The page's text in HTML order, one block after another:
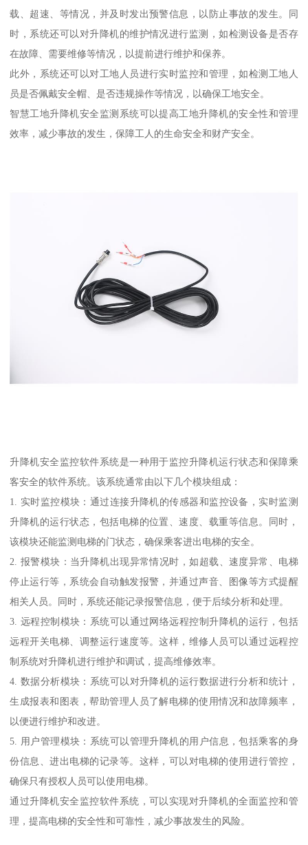
载、超速、等情况，并及时发出预警信息，以防止事故的发生。同
时，系统还可以对升降机的维护情况进行监测，如检测设备是否存
在故障、需要维修等情况，以提前进行维护和保养。
此外，系统还可以对工地人员进行实时监控和管理，如检测工地人
员是否佩戴安全帽、是否违规操作等情况，以确保工地安全。
智慧工地升降机安全监测系统可以提高工地升降机的安全性和管理
效率，减少事故的发生，保障工人的生命安全和财产安全。
升降机安全监控软件系统是一种用于监控升降机运行状态和保障乘
客安全的软件系统。该系统通常由以下几个模块组成：
1. 实时监控模块：通过连接升降机的传感器和监控设备，实时监测
升降机的运行状态，包括电梯的位置、速度、载重等信息。同时，
该模块还能监测电梯的门状态，确保乘客进出电梯的安全。
2. 报警模块：当升降机出现异常情况时，如超载、速度异常、电梯
停止运行等，系统会自动触发报警，并通过声音、图像等方式提醒
相关人员。同时，系统还能记录报警信息，便于后续分析和处理。
3. 远程控制模块：系统可以通过网络远程控制升降机的运行，包括
远程开关电梯、调整运行速度等。这样，维修人员可以通过远程控
制系统对升降机进行维护和调试，提高维修效率。
4. 数据分析模块：系统可以对升降机的运行数据进行分析和统计，
生成报表和图表，帮助管理人员了解电梯的使用情况和故障频率，
以便进行维护和改进。
5. 用户管理模块：系统可以管理升降机的用户信息，包括乘客的身
份信息、进出电梯的记录等。这样，可以对电梯的使用进行管控，
确保只有授权人员可以使用电梯。
通过升降机安全监控软件系统，可以实现对升降机的全面监控和管
理，提高电梯的安全性和可靠性，减少事故发生的风险。